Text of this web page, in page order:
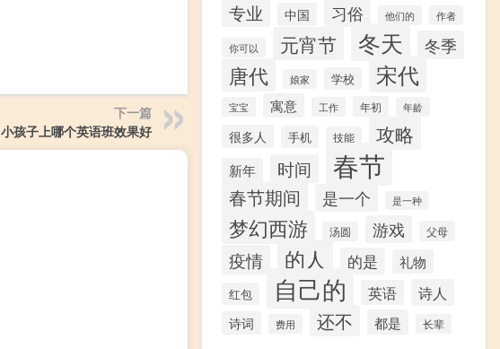
下一篇
小孩子上哪个英语班效果好
专业 中国 习俗 他们的 作者
你可以 元宵节 冬天 冬季
唐代 娘家 学校 宋代
宝宝 寓意 工作 年初 年龄
很多人 手机 技能 攻略
新年 时间 春节
春节期间 是一个 是一种
梦幻西游 汤圆 游戏 父母
疫情 的人 的是 礼物
红包 自己的 英语 诗人
诗词 费用 还不 都是 长辈